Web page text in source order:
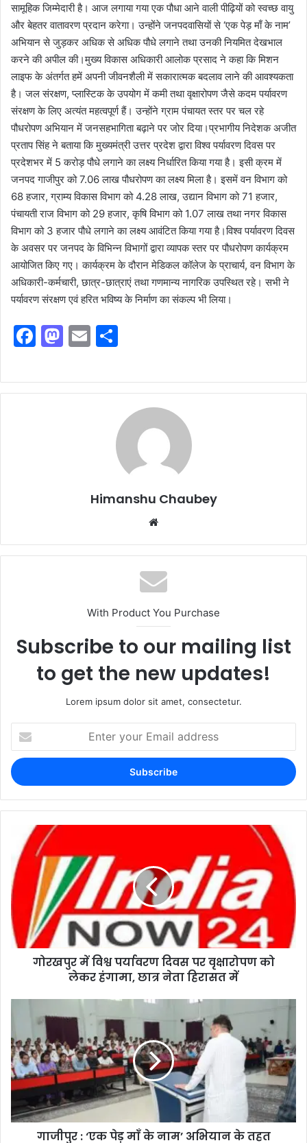
सामूहिक जिम्मेदारी है। आज लगाया गया एक पौधा आने वाली पीढ़ियों को स्वच्छ वायु
और बेहतर वातावरण प्रदान करेगा। उन्होंने जनपदवासियों से ‘एक पेड़ माँ के नाम’
अभियान से जुड़कर अधिक से अधिक पौधे लगाने तथा उनकी नियमित देखभाल
करने की अपील की।मुख्य विकास अधिकारी आलोक प्रसाद ने कहा कि मिशन
लाइफ के अंतर्गत हमें अपनी जीवनशैली में सकारात्मक बदलाव लाने की आवश्यकता
है। जल संरक्षण, प्लास्टिक के उपयोग में कमी तथा वृक्षारोपण जैसे कदम पर्यावरण
संरक्षण के लिए अत्यंत महत्वपूर्ण हैं। उन्होंने ग्राम पंचायत स्तर पर चल रहे
पौधरोपण अभियान में जनसहभागिता बढ़ाने पर जोर दिया।प्रभागीय निदेशक अजीत
प्रताप सिंह ने बताया कि मुख्यमंत्री उत्तर प्रदेश द्वारा विश्व पर्यावरण दिवस पर
प्रदेशभर में 5 करोड़ पौधे लगाने का लक्ष्य निर्धारित किया गया है। इसी क्रम में
जनपद गाजीपुर को 7.06 लाख पौधरोपण का लक्ष्य मिला है। इसमें वन विभाग को
68 हजार, ग्राम्य विकास विभाग को 4.28 लाख, उद्यान विभाग को 71 हजार,
पंचायती राज विभाग को 29 हजार, कृषि विभाग को 1.07 लाख तथा नगर विकास
विभाग को 3 हजार पौधे लगाने का लक्ष्य आवंटित किया गया है।विश्व पर्यावरण दिवस
के अवसर पर जनपद के विभिन्न विभागों द्वारा व्यापक स्तर पर पौधरोपण कार्यक्रम
आयोजित किए गए। कार्यक्रम के दौरान मेडिकल कॉलेज के प्राचार्य, वन विभाग के
अधिकारी-कर्मचारी, छात्र-छात्राएं तथा गणमान्य नागरिक उपस्थित रहे। सभी ने
पर्यावरण संरक्षण एवं हरित भविष्य के निर्माण का संकल्प भी लिया।
F
c
e
M
st
o
E
ai
l
ar
e
Himanshu Chaubey
With Product You Purchase
Subscribe to our mailing list
to get the new updates!
Lorem ipsum dolor sit amet, consectetur.
गोरखपुर में विश्व पर्यावरण दिवस पर वृक्षारोपण को
लेकर हंगामा, छात्र नेता हिरासत में
गाजीपुर : ‘एक पेड़ माँ के नाम’ अभियान के तहत